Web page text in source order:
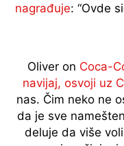
nagrađuje: “Ovde
Oliveron Coca-
navijaj, osvoji uz
nas. Čim neko ne
da je sve
deluje da više